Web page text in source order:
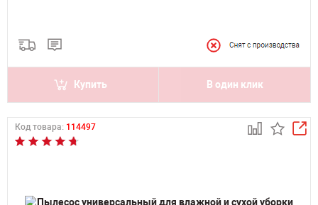
Купить В один клик
Код товара: 114497